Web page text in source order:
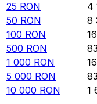
25 RON 4
50 RON 8
100 RON
500 RON
1 000 RON
5 000 RON
10 000 RON 1